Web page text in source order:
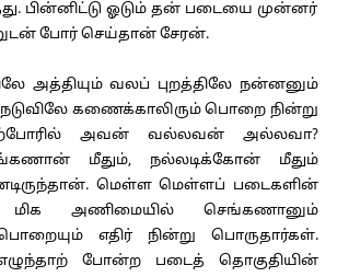
பின்னிட்டு ஓடும் தன் படையை முன்னர்
போர் செய்தான் சேரன்.
அத்தியும் வலப் புறத்திலே நன்னனும்
நடுவிலே கணைக்காலிரும் பொறை நின்று
அவன் வல்லவன் அல்லவா?
மீதும், நல்லடிக்கோன் மீதும்
மெள்ள மெள்ளப் படைகளின்
மிக அணிமையில் செங்கணானும்
எதிர் நின்று பொருதார்கள்.
போன்ற படைத் தொகுதியின்